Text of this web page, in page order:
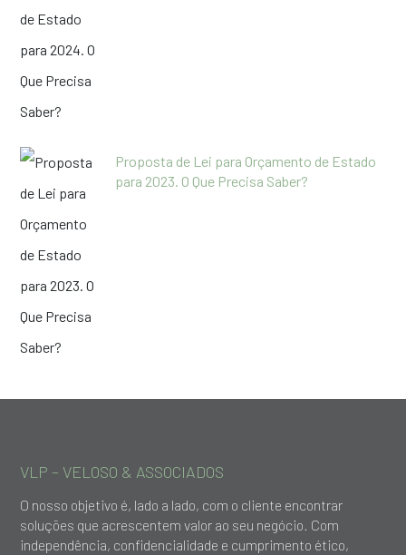
Proposta de Lei para Orçamento de Estado
para 2023. O Que Precisa Saber?
VLP – VELOSO & ASSOCIADOS
O nosso objetivo é, lado a lado, com o cliente encontrar
soluções que acrescentem valor ao seu negócio. Com
independência, confidencialidade e cumprimento ético,